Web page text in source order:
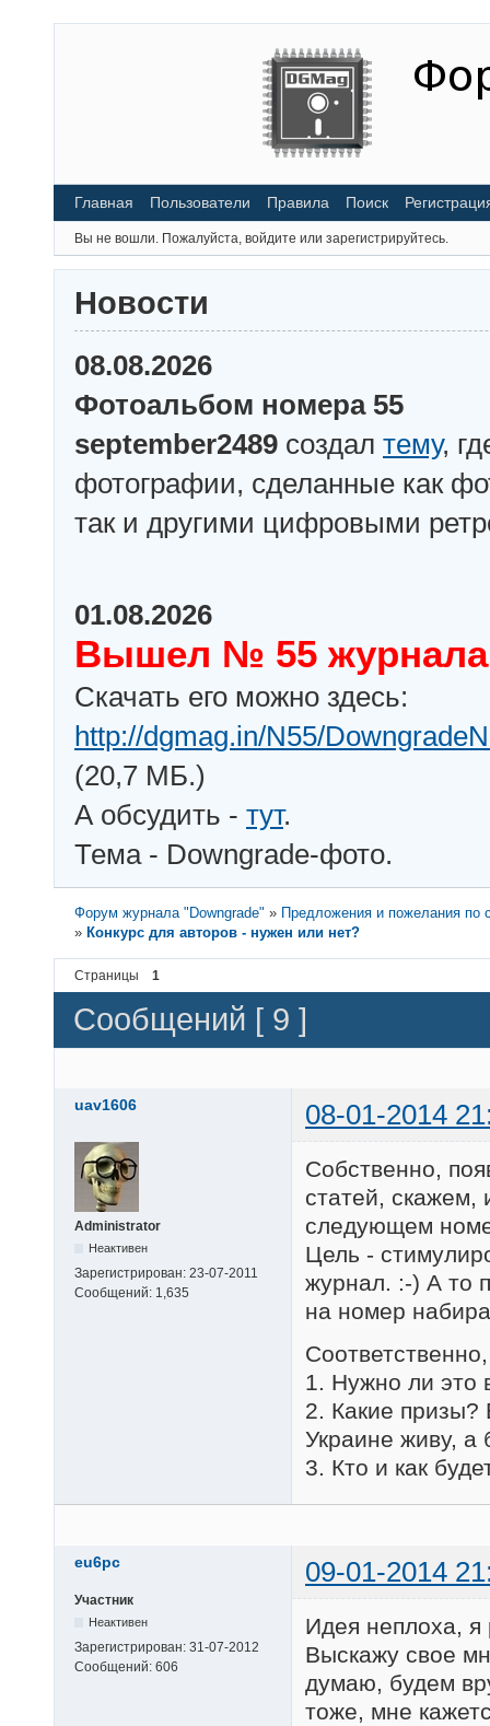
Главная Пользователи Правила Поиск
Вы не вошли. Пожалуйста, войдите или зарегистрируйтесь.
Новости
08.08.2026
Фотоальбом номера 55
september2489 создал тему,
фотографии, сделанные как
так и другими цифровыми
01.08.2026
Вышел № 55 журнала
Скачать его можно здесь:
http://dgmag.in/N55/
(20,7 МБ.)
А обсудить - тут.
Тема - Downgrade-фото.
Форум журнала "Downgrade" » Предложения и пожелания по
»Конкурс для авторов - нужен или нет?
Страницы 1
Сообщений [ 9 ]
uav1606 08-01-2014
Administrator
Неактивен
Зарегистрирован: 23-07-2011
Сообщений: 1,635
Собственно,
статей, скажем,
следующем
Цель -
журнал. :-) А то
на номер
1. Нужно ли это
2. Какие
Украине живу, а
3. Кто и как
eu6pc 09-01-2014
Участник
Неактивен
Зарегистрирован: 31-07-2012
Сообщений: 606
Идея неплоха,
Выскажу свое
думаю, будем
тоже, мне